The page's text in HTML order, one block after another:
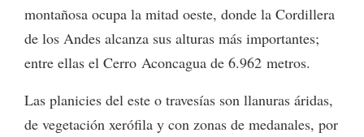
montañosa ocupa la mitad oeste, donde la Cordillera
de los Andes alcanza sus alturas más importantes;
entre ellas el Cerro Aconcagua de 6.962 metros.
Las planicies del este o travesías son llanuras áridas,
de vegetación xerófila y con zonas de medanales, por